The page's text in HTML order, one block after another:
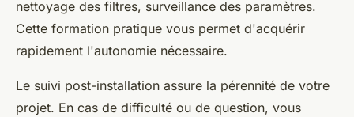
nettoyage des filtres, surveillance des paramètres.
Cette formation pratique vous permet d'acquérir
rapidement l'autonomie nécessaire.
Le suivi post-installation assure la pérennité de votre
projet. En cas de difficulté ou de question, vous